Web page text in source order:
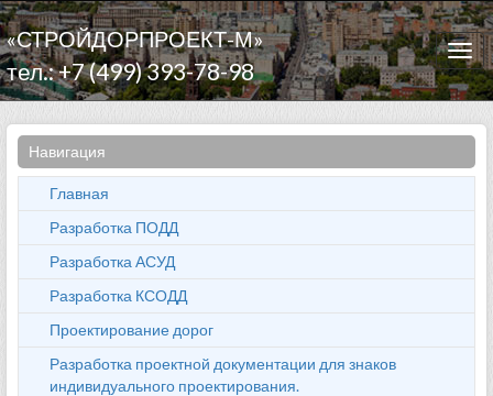
«СТРОЙДОРПРОЕКТ-М»
тел.: +7 (499) 393-78-98
Навигация
Главная
Разработка ПОДД
Разработка АСУД
Разработка КСОДД
Проектирование дорог
Разработка проектной документации для знаков
индивидуального проектирования.